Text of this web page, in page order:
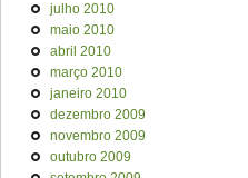
julho 2010
maio 2010
abril 2010
março 2010
janeiro 2010
dezembro 2009
novembro 2009
outubro 2009